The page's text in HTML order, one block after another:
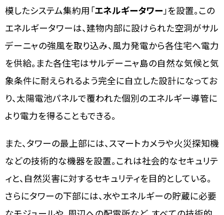
模したシステム集約用「エネルギータワー」を設置。この
エネルギータワーは、建物内部に設けられた空洞がサル
デーニャの強風を取り込み、風力発電から各住宅へ電力
を供給。また各住宅はサルデーニャ島の自然な気候と気
象条件に耐えられるよう完全に自立した設計になってお
り、太陽電池パネルで覆われた個別のエネルギー導管に
より電力を得ることもできる。
また、タワーの最上部には、スマートカメラや火災探知機
などの技術的な機器を設置。これは社会的なセキュリテ
ィと、自然災害に対するセキュリティを目的としている。
さらにタワーの下部には、水やエネルギーの貯蔵に必要